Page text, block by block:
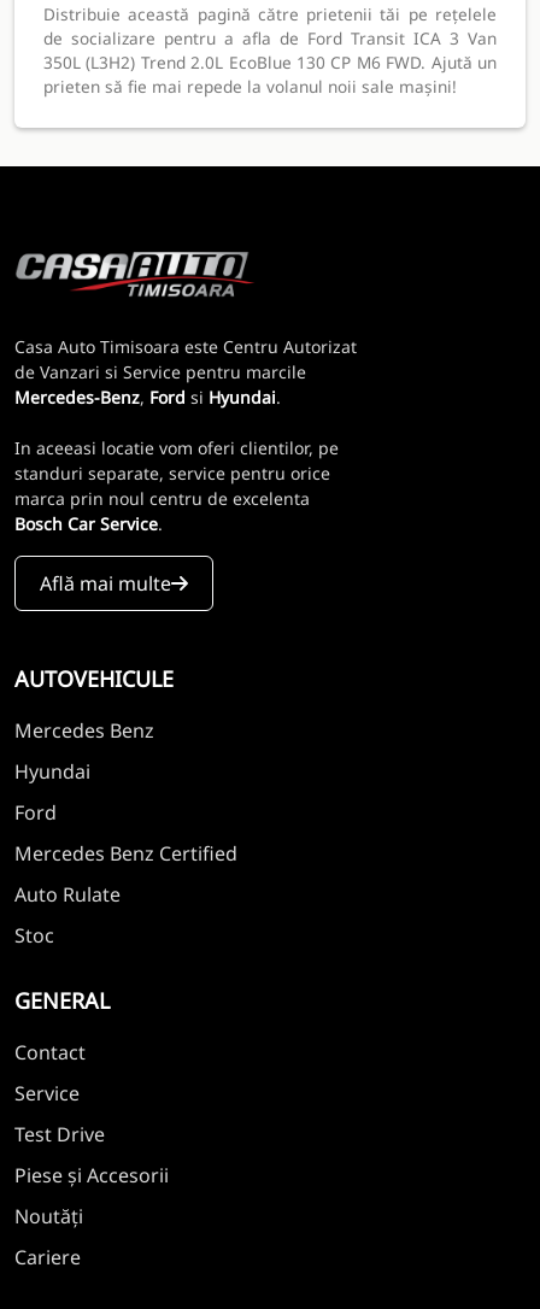
Distribuie această pagină către prietenii tăi pe rețelele
de socializare pentru a afla de Ford Transit ICA 3 Van
350L (L3H2) Trend 2.0L EcoBlue 130 CP M6 FWD. Ajută un
prieten să fie mai repede la volanul noii sale mașini!
Casa Auto Timisoara este Centru Autorizat
de Vanzari si Service pentru marcile
Mercedes-Benz, Ford si Hyundai.
In aceeasi locatie vom oferi clientilor, pe
standuri separate, service pentru orice
marca prin noul centru de excelenta
Bosch Car Service.
Află mai multe
AUTOVEHICULE
Mercedes Benz
Hyundai
Ford
Mercedes Benz Certified
Auto Rulate
Stoc
GENERAL
Contact
Service
Test Drive
Piese și Accesorii
Noutăți
Cariere